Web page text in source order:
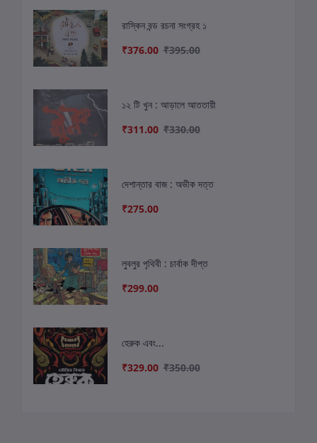
রাস্কিন বন্ড রচনা সংগ্রহ ১
₹376.00 ₹395.00
১২ টি খুন : আড়ালে আততায়ী
₹311.00 ₹330.00
দেশান্তার বাজ : অভীক দত্ত
₹275.00
লুবলুর পৃথিবী : চার্বাক দীপ্ত
₹299.00
হেরুক এবং...
₹329.00 ₹350.00